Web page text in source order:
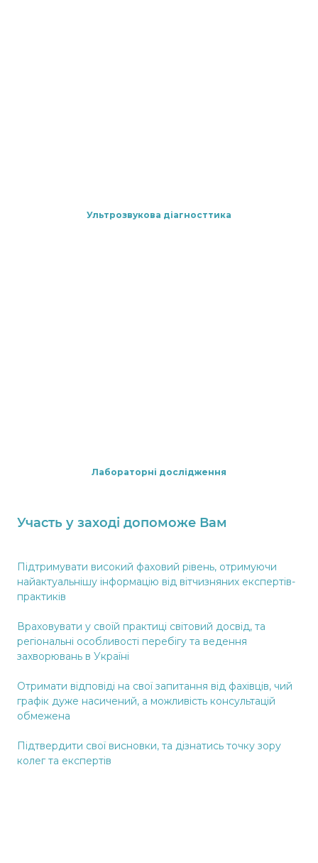
Ультрозвукова діагносттика
Лабораторні дослідження
Участь у заході допоможе Вам
Підтримувати високий фаховий рівень, отримуючи
найактуальнішу інформацію від вітчизняних експертів-
практиків
Враховувати у своїй практиці світовий досвід, та
регіональні особливості перебігу та ведення
захворювань в Україні
Отримати відповіді на свої запитання від фахівців, чий
графік дуже насичений, а можливість консультацій
обмежена
Підтвердити свої висновки, та дізнатись точку зору
колег та експертів